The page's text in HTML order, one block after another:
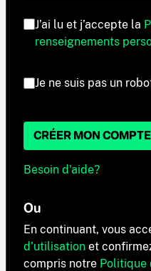
J’ai lu et j’accepte la
renseignements
Je ne suis pas un
CRÉER MON COMPTE
Besoin d'aide?
Ou
En continuant, vous
d'utilisation et
compris notre Politique